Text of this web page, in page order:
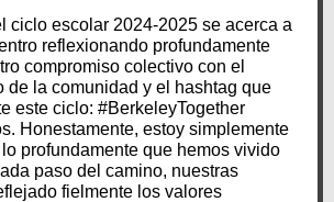
ciclo escolar 2024-2025 se acerca a
reflexionando profundamente
compromiso colectivo con el
de la comunidad y el hashtag que
este ciclo: #BerkeleyTogether
Honestamente, estoy simplemente
profundamente que hemos vivido
paso del camino, nuestras
fielmente los valores